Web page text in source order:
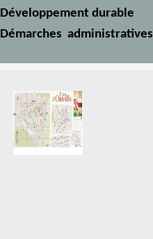
Développement durable
Démarches administratives